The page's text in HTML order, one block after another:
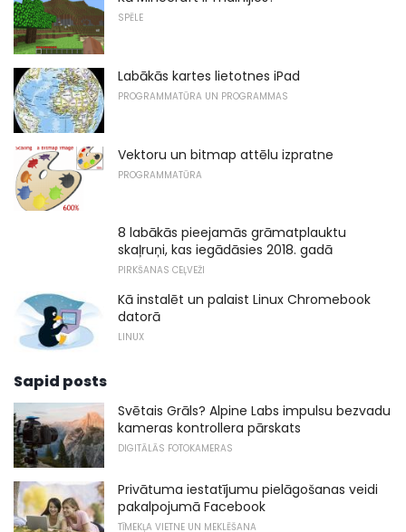
SPĒLE
Labākās kartes lietotnes iPad
PROGRAMMATŪRA UN PROGRAMMAS
Vektoru un bitmap attēlu izpratne
PROGRAMMATŪRA
8 labākās pieejamās grāmatplauktu
skaļruņi, kas iegādāsies 2018. gadā
PIRKŠANAS CEĻVEŽI
Kā instalēt un palaist Linux Chromebook
datorā
LINUX
Sapid posts
Svētais Grāls? Alpine Labs impulsu bezvadu
kameras kontrollera pārskats
DIGITĀLĀS FOTOKAMERAS
Privātuma iestatījumu pielāgošanas veidi
pakalpojumā Facebook
TĪMEKĻA VIETNE UN MEKLĒŠANA